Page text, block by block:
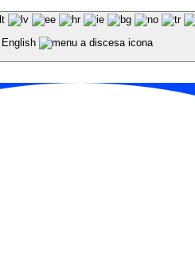
English